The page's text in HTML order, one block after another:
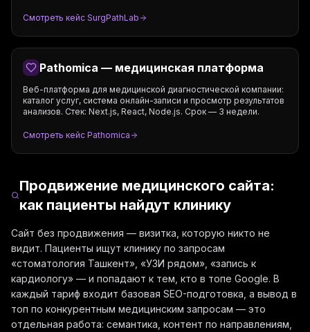
Смотреть кейс SurgPathLab
Pathomica — медицинская платформа
Веб-платформа для медицинской диагностической компании:
каталог услуг, система онлайн-записи и просмотр результатов
анализов. Стек: Next.js, React, Node.js. Срок — 3 недели.
Смотреть кейс Pathomica
Продвижение медицинского сайта:
как пациенты найдут клинику
Сайт без продвижения — визитка, которую никто не
видит. Пациенты ищут клинику по запросам
«стоматология Ташкент», «УЗИ рядом», «запись к
кардиологу» — и попадают к тем, кто в топе Google. В
каждый тариф входит базовая SEO-подготовка, а вывод в
топ по конкурентным медицинским запросам — это
отдельная работа: семантика, контент по направлениям,